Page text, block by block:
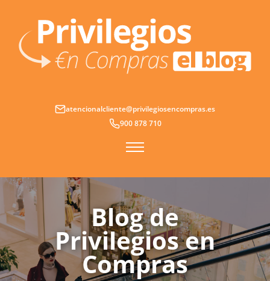
contenido
atencionalcliente@privilegiosencompras.es
900 878 710
Blog de
Privilegios en
Compras